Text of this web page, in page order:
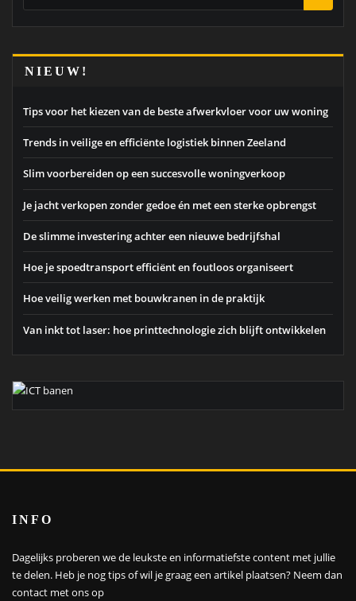
NIEUW!
Tips voor het kiezen van de beste afwerkvloer voor uw woning
Trends in veilige en efficiënte logistiek binnen Zeeland
Slim voorbereiden op een succesvolle woningverkoop
Je jacht verkopen zonder gedoe én met een sterke opbrengst
De slimme investering achter een nieuwe bedrijfshal
Hoe je spoedtransport efficiënt en foutloos organiseert
Hoe veilig werken met bouwkranen in de praktijk
Van inkt tot laser: hoe printtechnologie zich blijft ontwikkelen
INFO
Dagelijks proberen we de leukste en informatiefste content met jullie
te delen. Heb je nog tips of wil je graag een artikel plaatsen? Neem dan
contact met ons op